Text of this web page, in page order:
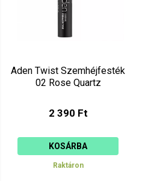
Aden Twist Szemhéjfesték
02 Rose Quartz
2 390 Ft
KOSÁRBA
Raktáron